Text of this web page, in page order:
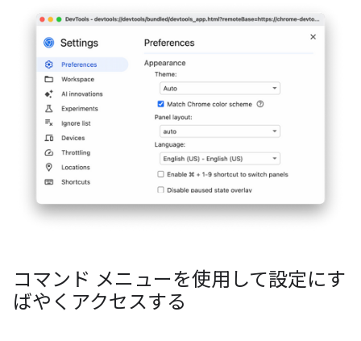
コマンド メニューを使用して設定にす
ばやくアクセスする